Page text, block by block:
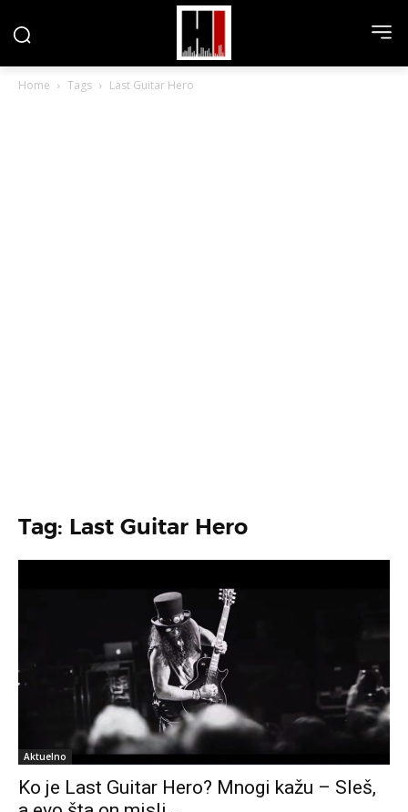
Home Tags Last Guitar Hero
Tag: Last Guitar Hero
Aktuelno
Ko je Last Guitar Hero? Mnogi kažu – Sleš,